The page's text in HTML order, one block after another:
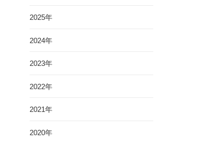
2025年
2024年
2023年
2022年
2021年
2020年